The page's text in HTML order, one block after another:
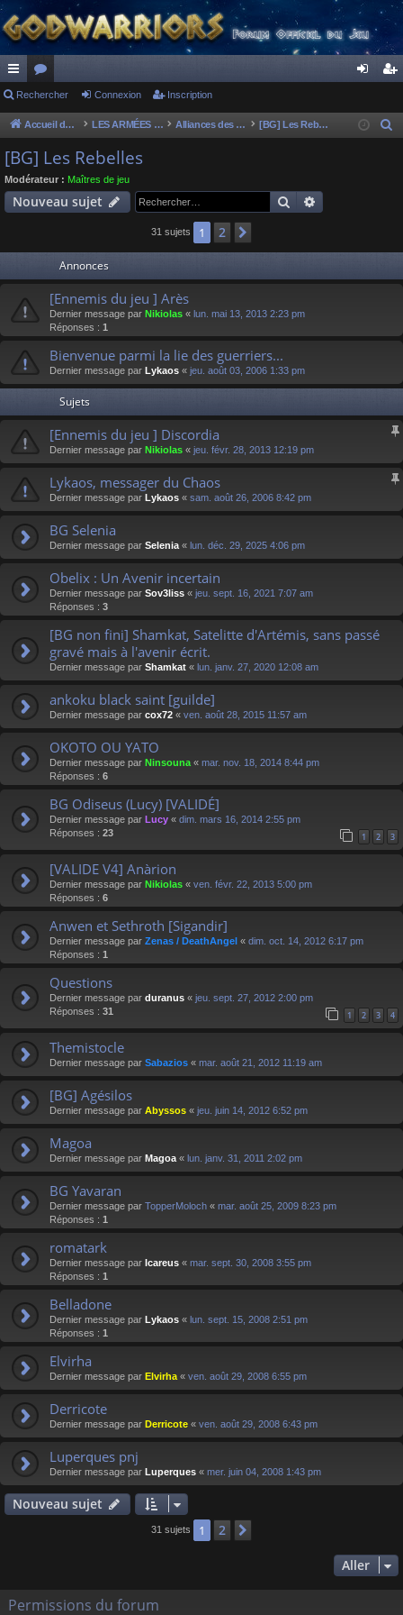
ac
co
ur
ci
or
u
m
s
ne cri
Rechercher Connexion Inscription
Accueil du forum LES ARMÉES DIVINES - FORUMS DE CLAN Alliances des clans [BG] Les Rebelles
e
[BG] Les Rebelles
Modérateur : Maîtres de jeu
Nouveau sujet Rechercher
31 sujets 1 2
Annonces
[Ennemis du jeu ] Arès
Dernier message par Nikiolas « lun. mai 13, 2013 2:23 pm
Réponses : 1
Bienvenue parmi la lie des guerriers...
Dernier message par Lykaos « jeu. août 03, 2006 1:33 pm
Sujets
[Ennemis du jeu ] Discordia
Dernier message par Nikiolas « jeu. févr. 28, 2013 12:19 pm
Lykaos, messager du Chaos
Dernier message par Lykaos « sam. août 26, 2006 8:42 pm
BG Selenia
Dernier message par Selenia « lun. déc. 29, 2025 4:06 pm
Obelix : Un Avenir incertain
Dernier message par Sov3liss « jeu. sept. 16, 2021 7:07 am
Réponses : 3
[BG non fini] Shamkat, Satelitte d'Artémis, sans passé
gravé mais à l'avenir écrit.
Dernier message par Shamkat « lun. janv. 27, 2020 12:08 am
ankoku black saint [guilde]
Dernier message par cox72 « ven. août 28, 2015 11:57 am
OKOTO OU YATO
Dernier message par Ninsouna « mar. nov. 18, 2014 8:44 pm
Réponses : 6
BG Odiseus (Lucy) [VALIDÉ]
Dernier message par Lucy « dim. mars 16, 2014 2:55 pm
Réponses : 23 1 2 3
[VALIDE V4] Anàrion
Dernier message par Nikiolas « ven. févr. 22, 2013 5:00 pm
Réponses : 6
Anwen et Sethroth [Sigandir]
Dernier message par Zenas / DeathAngel « dim. oct. 14, 2012 6:17 pm
Réponses : 1
Questions
Dernier message par duranus « jeu. sept. 27, 2012 2:00 pm
Réponses : 31 1 2 3 4
Themistocle
Dernier message par Sabazios « mar. août 21, 2012 11:19 am
[BG] Agésilos
Dernier message par Abyssos « jeu. juin 14, 2012 6:52 pm
Magoa
Dernier message par Magoa « lun. janv. 31, 2011 2:02 pm
BG Yavaran
Dernier message par TopperMoloch « mar. août 25, 2009 8:23 pm
Réponses : 1
romatark
Dernier message par Icareus « mar. sept. 30, 2008 3:55 pm
Réponses : 1
Belladone
Dernier message par Lykaos « lun. sept. 15, 2008 2:51 pm
Réponses : 1
Elvirha
Dernier message par Elvirha « ven. août 29, 2008 6:55 pm
Derricote
Dernier message par Derricote « ven. août 29, 2008 6:43 pm
Luperques pnj
Dernier message par Luperques « mer. juin 04, 2008 1:43 pm
Nouveau sujet
31 sujets 1 2
Aller
Permissions du forum